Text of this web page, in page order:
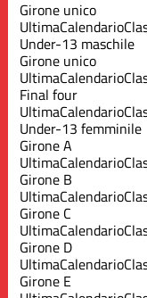
Girone unico
UltimaCalendario
Under-13 maschile
Girone unico
UltimaCalendario
Final four
UltimaCalendario
Under-13 femminile
Girone A
UltimaCalendario
Girone B
UltimaCalendario
Girone C
UltimaCalendario
Girone D
UltimaCalendario
Girone E